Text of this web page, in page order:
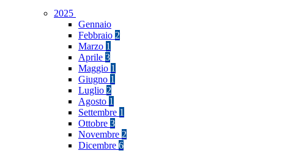
2025
Gennaio
Febbraio 2
Marzo 1
Aprile 3
Maggio 1
Giugno 1
Luglio 2
Agosto 1
Settembre 1
Ottobre 3
Novembre 2
Dicembre 6